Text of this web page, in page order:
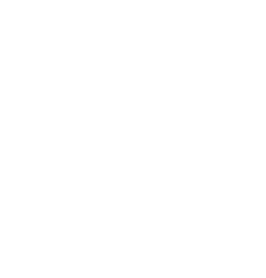
บาญไว้ใช้ยามชราภาพ เ